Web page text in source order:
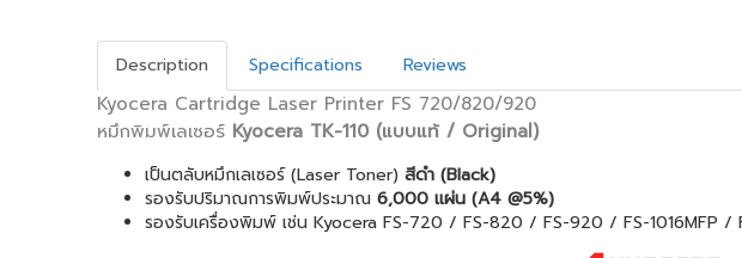
Description Specifications Reviews
Kyocera Cartridge Laser Printer FS 720/820/920
หมึกพิมพ์เลเซอร์ Kyocera TK-110(แบบแท้ / Original)
เป็นตลับหมึกเลเซอร์ (Laser Toner) สีดำ (Black)
รองรับปริมาณการพิมพ์ประมาณ 6,000 แผ่น (A4 @5%)
รองรับเครื่องพิมพ์ เช่น Kyocera FS-720 / FS-820 / FS-920 / FS-1016MFP /